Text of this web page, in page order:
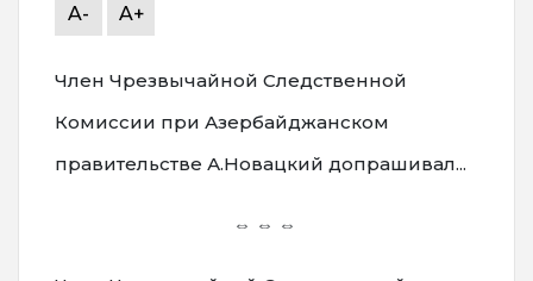
A- A+
Член Чрезвычайной Следственной
Комиссии при Азербайджанском
правительстве А.Новацкий допрашивал...
⇔ ⇔ ⇔